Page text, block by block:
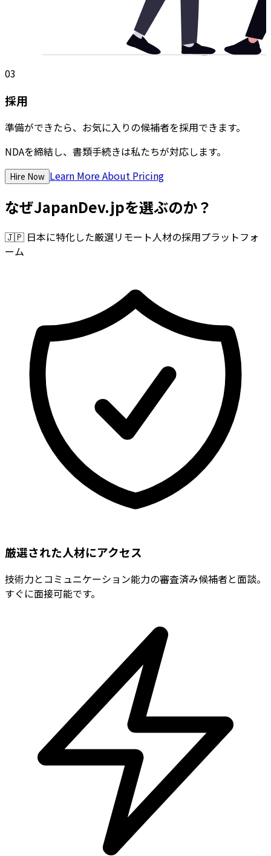
03
採用
準備ができたら、お気に入りの候補者を採用できます。
NDAを締結し、書類手続きは私たちが対応します。
Hire Now Learn More About Pricing
なぜJapanDev.jpを選ぶのか？
🇯🇵 日本に特化した厳選リモート人材の採用プラットフォ
ーム
厳選された人材にアクセス
技術力とコミュニケーション能力の審査済み候補者と面談。
すぐに面接可能です。